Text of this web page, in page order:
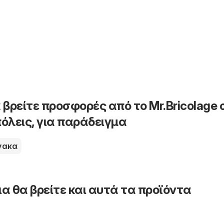
προσφορές από το Mr.Bricolage
για παράδειγμα
θα βρείτε και αυτά τα προϊόντα